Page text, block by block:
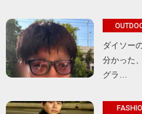
ダイソー
分かった
グラ…